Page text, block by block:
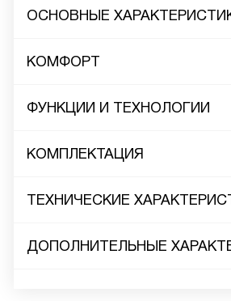
ОСНОВНЫЕ
КОМФОРТ
ФУНКЦИИ И ТЕХНОЛОГИИ
КОМПЛЕКТАЦИЯ
ТЕХНИЧЕСКИЕ
ДОПОЛНИТЕЛЬНЫЕ